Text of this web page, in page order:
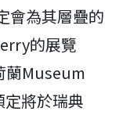
會為其層疊的
的展覽
蘭Museum
將於瑞典